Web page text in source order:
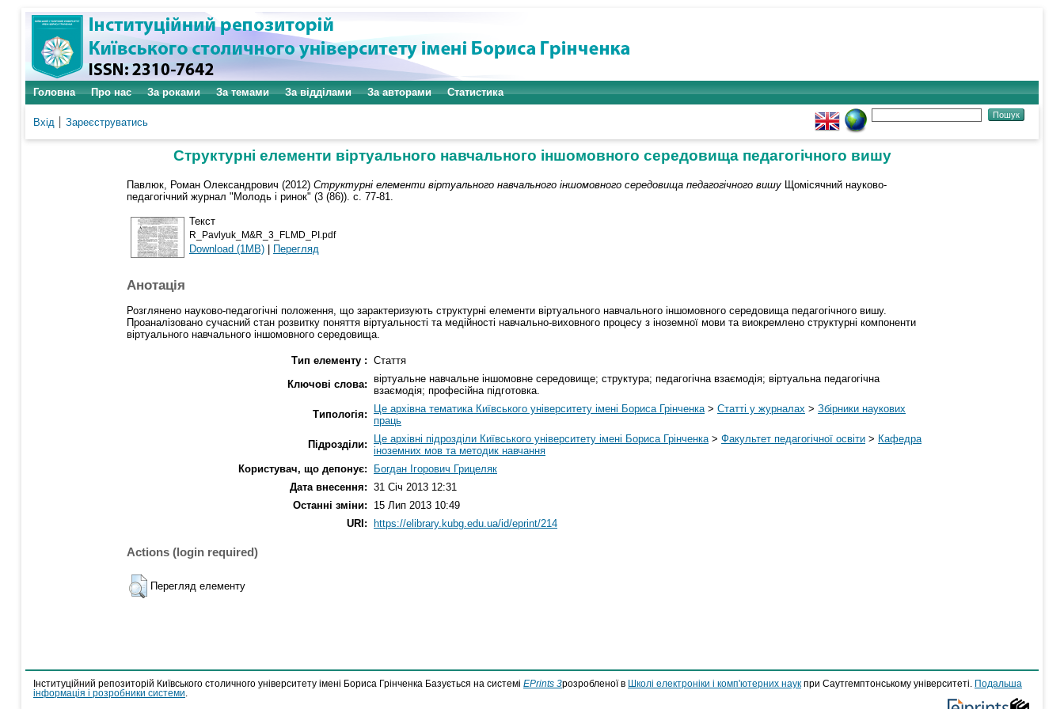
Головна Про нас За роками За темами За відділами За авторами Статистика
Вхід Зареєструватись
Структурні елементи віртуального навчального іншомовного середовища педагогічного вишу
Павлюк, Роман Олександрович (2012) Структурні елементи віртуального навчального іншомовного середовища педагогічного вишу
Щомісячний науково-
педагогічний журнал "Молодь і ринок" (3 (86)). с. 77-81.
Текст
R_Pavlyuk_M&R_3_FLMD_PI.pdf
Download (1MB) | Перегляд
Анотація
Розглянено науково-педагогічні положення, що зарактеризують структурні елементи віртуального навчального іншомовного середовища педагогічного вишу.
Проаналізовано сучасний стан розвитку поняття віртуальності та медійності навчально-виховного процесу з іноземної мови та виокремлено структурні компоненти
віртуального навчального іншомовного середовища.
Тип елементу : Стаття
Ключові слова: віртуальне навчальне іншомовне середовище; структура; педагогічна взаємодія; віртуальна педагогічна
взаємодія; професійна підготовка.
Типологія:
Це архівна тематика Київського університету імені Бориса Грінченка > Статті у журналах > Збірники наукових
праць
Підрозділи:
Це архівні підрозділи Київського університету імені Бориса Грінченка > Факультет педагогічної освіти > Кафедра
іноземних мов та методик навчання
Користувач, що депонує:
Богдан Ігорович Грицеляк
Дата внесення: 31 Січ 2013 12:31
Останні зміни:
15 Лип 2013 10:49
URI:
https://elibrary.kubg.edu.ua/id/eprint/214
Actions (login required)
Перегляд елементу
Інституційний репозиторій Київського столичного університету імені Бориса Грінченка Базується на системі EPrints 3розробленої в Школі електроніки і комп'ютерних наук при Саутгемптонському університеті.
Подальша
інформація і розробники системи